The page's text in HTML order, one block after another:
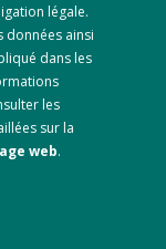
légale.
données ainsi
dans les
les
sur la
web.